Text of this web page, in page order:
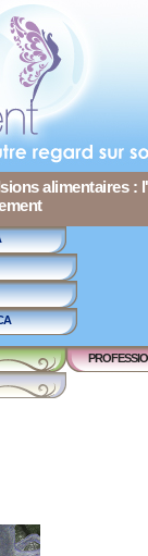
alimentaires :